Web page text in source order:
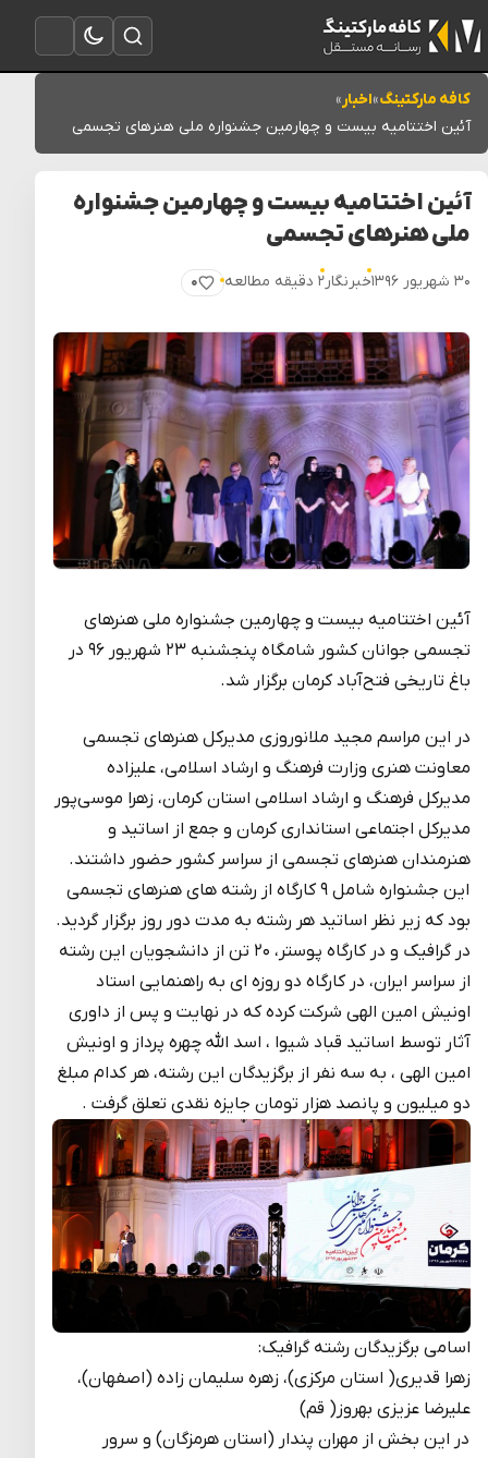
باز کردن منو
تغییر به حالت تاریک
باز کردن جستجو
کافه مارکتینگ»اخبار»
آئین اختتامیه بیست و چهارمین جشنواره ملی هنرهای تجسمی
آئین اختتامیه بیست و چهارمین جشنواره
ملی هنرهای تجسمی
۳۰ شهریور ۱۳۹۶ خبرنگار۲ دقیقه مطالعه ۰
پسندیدن
آئین اختتامیه بیست و چهارمین جشنواره ملی هنرهای
تجسمی جوانان کشور شامگاه پنجشنبه ۲۳ شهریور ۹۶ در
باغ تاریخی فتح‌آباد کرمان برگزار شد.
در این مراسم مجید ملانوروزی مدیرکل هنرهای تجسمی
معاونت هنری وزارت فرهنگ و ارشاد اسلامی، علیزاده
مدیر‌کل فرهنگ و ارشاد اسلامی استان کرمان، زهرا موسی‌پور
مدیر‌کل اجتماعی استانداری کرمان و جمع از اساتید و
هنرمندان هنرهای تجسمی از سراسر کشور حضور داشتند.
این جشنواره شامل ۹ کارگاه از رشته های هنرهای تجسمی
بود که زیر نظر اساتید هر رشته به مدت دور روز برگزار گردید.
در گرافیک و در کارگاه پوستر، ۲۰ تن از دانشجویان این رشته
از سراسر ایران، در کارگاه دو روزه ای به راهنمایی استاد
اونیش امین الهی شرکت کرده که در نهایت و پس از داوری
آثار توسط اساتید قباد شیوا ، اسد الله چهره پرداز و اونیش
امین الهی ، به سه نفر از برگزیدگان این رشته، هر کدام مبلغ
دو میلیون و پانصد هزار تومان جایزه نقدی تعلق گرفت .
اسامی برگزیدگان رشته گرافیک:
زهرا قدیری( استان مرکزی)، زهره سلیمان زاده (اصفهان)،
علیرضا عزیزی بهروز( قم)
در این بخش از مهران پندار (استان هرمزگان) و سرور